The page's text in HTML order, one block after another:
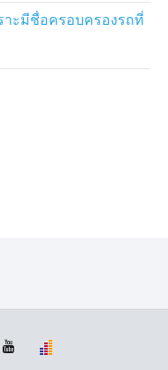
าะมีชื่อครอบครองรถที่